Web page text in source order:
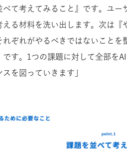
べて考えてみること』です。ユ
る材料を洗い出します。次は
れぞれがやるべきではないことを
です。1つの課題に対して全部を
を図っていきます」